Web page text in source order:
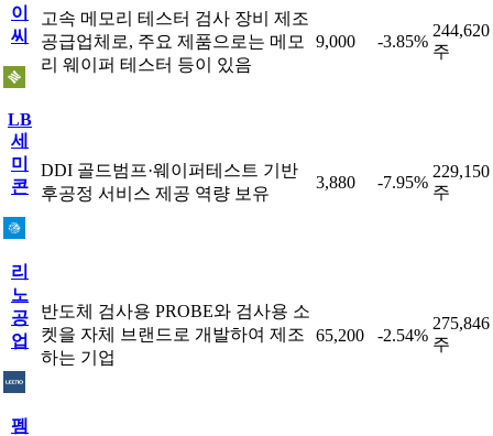
이
씨
고속 메모리 테스터 검사 장비 제조
공급업체로, 주요 제품으로는 메모
리 웨이퍼 테스터 등이 있음
9,000 -3.85%
244,620
주
LB
세
미
콘
DDI 골드범프·웨이퍼테스트 기반
후공정 서비스 제공 역량 보유
3,880 -7.95%
229,150
주
리
노
공
업
반도체 검사용 PROBE와 검사용 소
켓을 자체 브랜드로 개발하여 제조
하는 기업
65,200 -2.54%
275,846
주
펨